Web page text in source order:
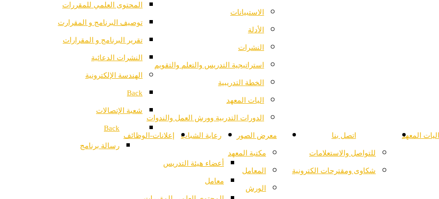
الاستبيانات
الأدلة
النشرات
استراتيجية التدريس والتعلم والتقويم
الخطة التدريبية
اليات المعهد
الدورات التدربية وورش العمل والندوات
المعهد اتصل بنا
للتواصل والاستعلامات
شكاوى ومقترحات الكترونية
معرض الصور
مكتبة المعهد
المعامل
الورش
رعاية الشباب إعلانات-الوظائف
المحتوى العلمي للمقررات
توصيف البرنامج و المقرارت
تقرير البرنامج و المقرارات
النشرات الدعائية
الهندسة الإلكترونية
Back
شعبة الإتصالات
Back
رسالة برنامج
أعضاء هيئة التدريس
معامل